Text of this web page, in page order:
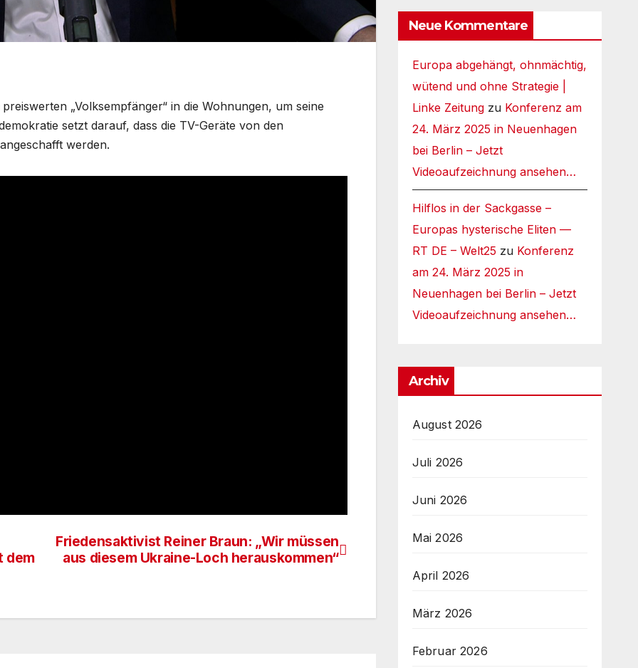
„Volksempfänger“ in die Wohnungen, um seine
setzt darauf, dass die TV-Geräte von den
werden.
Friedensaktivist Reiner Braun: „Wir müssen
aus diesem Ukraine-Loch herauskommen“
dem
Neue Kommentare
Europa abgehängt, ohnmächtig,
wütend und ohne Strategie |
Linke Zeitungzu Konferenz am
24. März 2025 in Neuenhagen
bei Berlin – Jetzt
Videoaufzeichnung ansehen…
Hilflos in der Sackgasse –
Europas hysterische Eliten —
RT DE – Welt25 zu Konferenz
am 24. März 2025 in
Neuenhagen bei Berlin – Jetzt
Videoaufzeichnung ansehen…
Archiv
August 2026
Juli 2026
Juni 2026
Mai 2026
April 2026
März 2026
Februar 2026